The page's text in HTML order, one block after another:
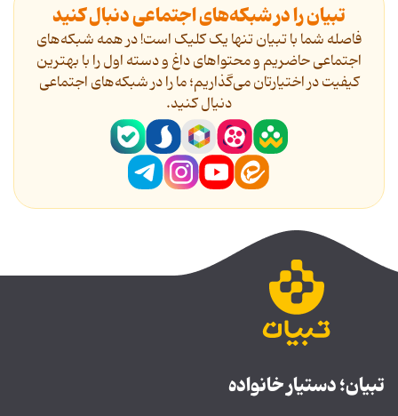
تبیان را در شبکه‌های اجتماعی دنبال کنید
فاصله شما با تبیان تنها یک کلیک است! در همه شبکه‌های
اجتماعی حاضریم و محتواهای داغ و دسته اول را با بهترین
کیفیت در اختیارتان می‌گذاریم؛ ما را در شبکه‌های اجتماعی
دنیال کنید.
تبیان؛ دستیار خانواده